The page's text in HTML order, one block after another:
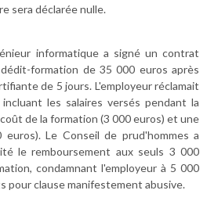
sera déclarée nulle.
informatique a signé un contrat
formation de 35 000 euros après
de 5 jours. L'employeur réclamait
les salaires versés pendant la
de la formation (3 000 euros) et une
Le Conseil de prud'hommes a
le remboursement aux seuls 3 000
condamnant l'employeur à 5 000
pour clause manifestement abusive.